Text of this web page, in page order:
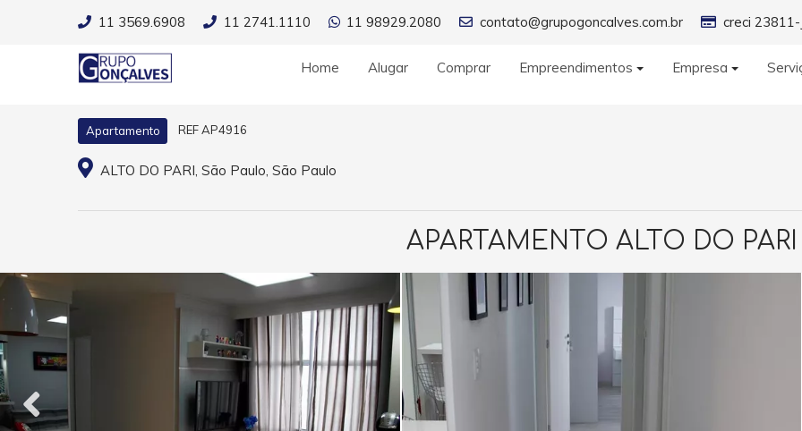
11 3569.6908 11 2741.1110 11 98929.2080 contato@grupogoncalves.com.br creci 23811-
Home Alugar Comprar Empreendimentos Empresa
Apartamento REF AP4916
ALTO DO PARI, São Paulo, São Paulo
APARTAMENTO ALTO DO PARI